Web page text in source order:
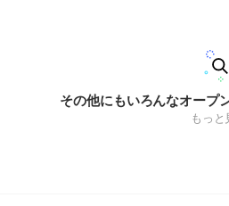
その他にもいろんなオープ
もっと